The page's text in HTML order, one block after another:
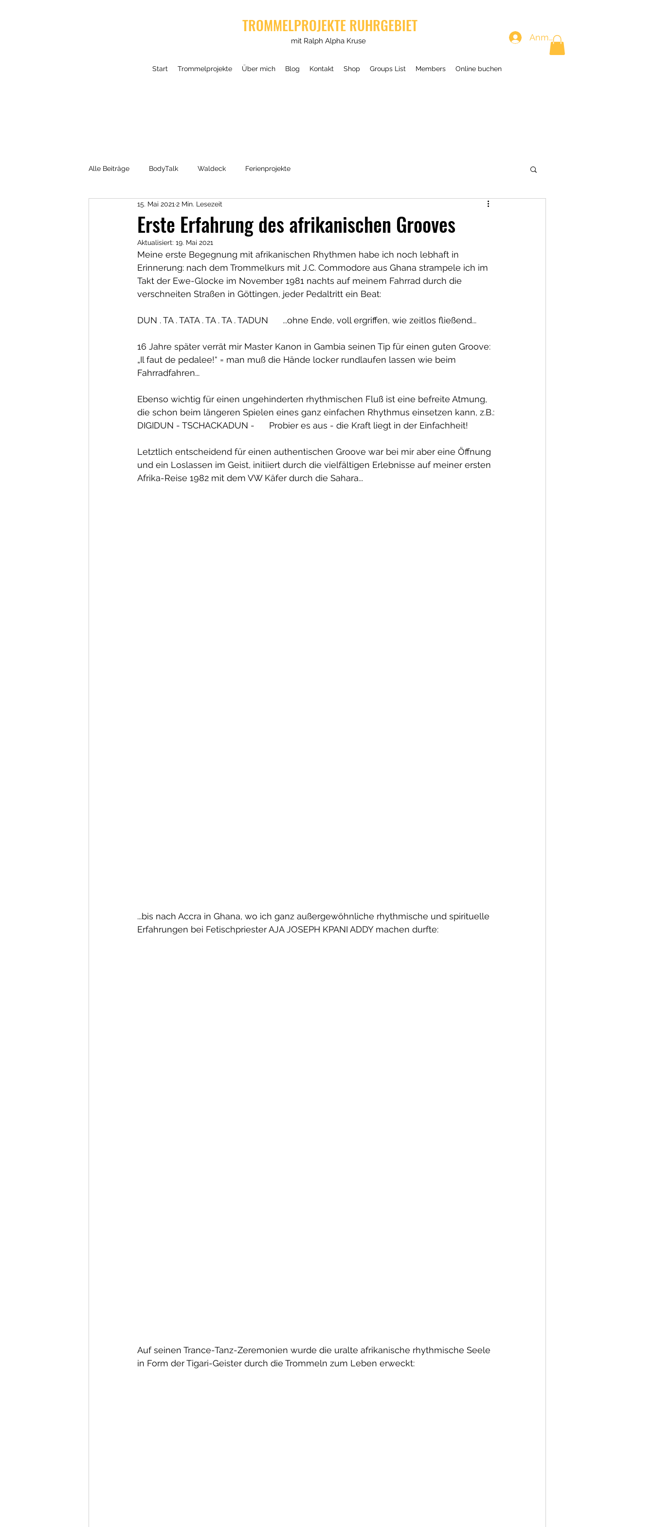
TROMMELPROJEKTE RUHRGEBIET
mit Ralph Alpha Kruse Anmelden
Start Trommelprojekte Über mich Blog Kontakt Shop Groups List Members Online buchen
Alle Beiträge BodyTalk Waldeck Ferienprojekte
Erste Erfahrung des afrikanischen Grooves
15. Mai 2021 2 Min. Lesezeit
Aktualisiert: 19. Mai 2021
Meine erste Begegnung mit afrikanischen Rhythmen habe ich noch lebhaft in
Erinnerung: nach dem Trommelkurs mit J.C. Commodore aus Ghana strampele ich im
Takt der Ewe-Glocke im November 1981 nachts auf meinem Fahrrad durch die
verschneiten Straßen in Göttingen, jeder Pedaltritt ein Beat:
DUN . TA . TATA . TA . TA . TADUN      ...ohne Ende, voll ergriffen, wie zeitlos fließend...
16 Jahre später verrät mir Master Kanon in Gambia seinen Tip für einen guten Groove:
„Il faut de pedalee!“ = man muß die Hände locker rundlaufen lassen wie beim
Fahrradfahren...
Ebenso wichtig für einen ungehinderten rhythmischen Fluß ist eine befreite Atmung,
die schon beim längeren Spielen eines ganz einfachen Rhythmus einsetzen kann, z.B.:
DIGIDUN - TSCHACKADUN -      Probier es aus - die Kraft liegt in der Einfachheit!
Letztlich entscheidend für einen authentischen Groove war bei mir aber eine Öffnung
und ein Loslassen im Geist, initiiert durch die vielfältigen Erlebnisse auf meiner ersten
Afrika-Reise 1982 mit dem VW Käfer durch die Sahara...
...bis nach Accra in Ghana, wo ich ganz außergewöhnliche rhythmische und spirituelle
Erfahrungen bei Fetischpriester AJA JOSEPH KPANI ADDY machen durfte:
Auf seinen Trance-Tanz-Zeremonien wurde die uralte afrikanische rhythmische Seele
in Form der Tigari-Geister durch die Trommeln zum Leben erweckt: